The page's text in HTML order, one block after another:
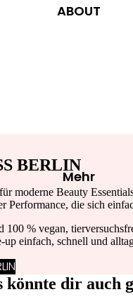
ACCES
SOIRE
S
ACCESSOIRES
& BAG CHAINS
ABOUT
Mehr
BERLIN
moderne Beauty
Performance, die sich
100 % vegan,
einfach, schnell und
könnte dir auch